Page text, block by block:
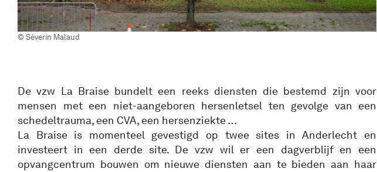
© Séverin Malaud
De vzw La Braise bundelt een reeks diensten die bestemd zijn voor
mensen met een niet-aangeboren hersenletsel ten gevolge van een
schedeltrauma, een CVA, een hersenziekte …
La Braise is momenteel gevestigd op twee sites in Anderlecht en
investeert in een derde site. De vzw wil er een dagverblijf en een
opvangcentrum bouwen om nieuwe diensten aan te bieden aan haar